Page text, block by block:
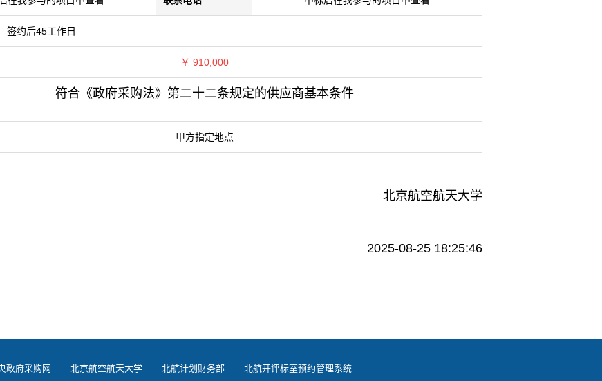
签约后45工作日
￥ 910,000
符合《政府采购法》第二十二条规定的供应商基本条件
甲方指定地点
北京航空航天大学
2025-08-25 18:25:46
政府采购网 北京航空航天大学 北航计划财务部 北航开评标室预约管理系统